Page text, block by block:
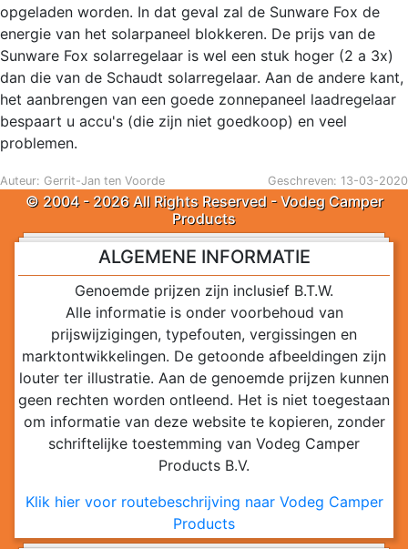
opgeladen worden. In dat geval zal de Sunware Fox de
energie van het solarpaneel blokkeren. De prijs van de
Sunware Fox solarregelaar is wel een stuk hoger (2 a 3x)
dan die van de Schaudt solarregelaar. Aan de andere kant,
het aanbrengen van een goede zonnepaneel laadregelaar
bespaart u accu's (die zijn niet goedkoop) en veel
problemen.
Auteur: Gerrit-Jan ten Voorde Geschreven: 13-03-2020
© 2004 - 2026 All Rights Reserved - Vodeg Camper
Products
ALGEMENE INFORMATIE
Genoemde prijzen zijn inclusief B.T.W.
Alle informatie is onder voorbehoud van
prijswijzigingen, typefouten, vergissingen en
marktontwikkelingen. De getoonde afbeeldingen zijn
louter ter illustratie. Aan de genoemde prijzen kunnen
geen rechten worden ontleend. Het is niet toegestaan
om informatie van deze website te kopieren, zonder
schriftelijke toestemming van Vodeg Camper
Products B.V.
Klik hier voor routebeschrijving naar Vodeg Camper
Products